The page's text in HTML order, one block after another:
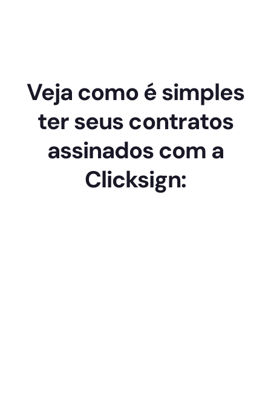
Veja como é simples
ter seus contratos
assinados com a
Clicksign: